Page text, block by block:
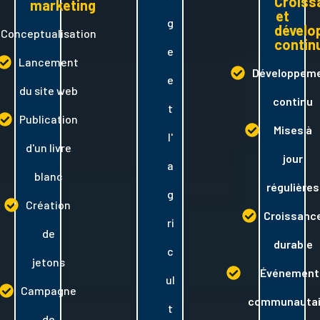
marketing
Conceptualisation
Lancement
du site web
Publication
d'un livre
blanc
Création
de
jetons
Campagne
g
e
e
t
l'
a
g
ri
c
ul
t
et
continu
Mises à
jour
régulières
durable